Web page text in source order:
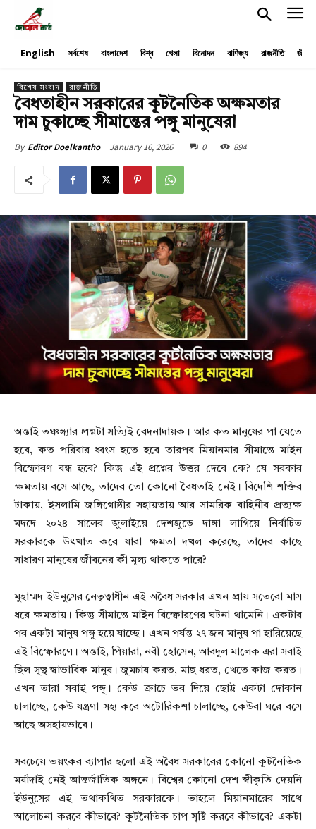
English সর্বশেষ বাংলাদেশ বিশ্ব খেলা বিনোদন বাণিজ্য রাজনীতি
বিশেষ সংবাদ রাজনীতি
বৈধতাহীন সরকারের কূটনৈতিক অক্ষমতার
দাম চুকাচ্ছে সীমান্তের পঙ্গু মানুষেরা
By Editor Doelkantho January 16, 2026 0 894
অন্তাই তঞ্চঙ্গ্যার প্রশ্নটা সত্যিই বেদনাদায়ক। আর কত মানুষের পা যেতে
হবে, কত পরিবার ধ্বংস হতে হবে তারপর মিয়ানমার সীমান্তে মাইন
বিস্ফোরণ বন্ধ হবে? কিন্তু এই প্রশ্নের উত্তর দেবে কে? যে সরকার
ক্ষমতায় বসে আছে, তাদের তো কোনো বৈধতাই নেই। বিদেশি শক্তির
টাকায়, ইসলামি জঙ্গিগোষ্ঠীর সহায়তায় আর সামরিক বাহিনীর প্রত্যক্ষ
মদদে ২০২৪ সালের জুলাইয়ে দেশজুড়ে দাঙ্গা লাগিয়ে নির্বাচিত
সরকারকে উৎখাত করে যারা ক্ষমতা দখল করেছে, তাদের কাছে
সাধারণ মানুষের জীবনের কী মূল্য থাকতে পারে?
মুহাম্মদ ইউনুসের নেতৃত্বাধীন এই অবৈধ সরকার এখন প্রায় সতেরো মাস
ধরে ক্ষমতায়। কিন্তু সীমান্তে মাইন বিস্ফোরণের ঘটনা থামেনি। একটার
পর একটা মানুষ পঙ্গু হয়ে যাচ্ছে। এখন পর্যন্ত ২৭ জন মানুষ পা হারিয়েছে
এই বিস্ফোরণে। অন্তাই, পিয়ারা, নবী হোসেন, আবদুল মালেক এরা সবাই
ছিল সুস্থ স্বাভাবিক মানুষ। জুমচাষ করত, মাছ ধরত, খেতে কাজ করত।
এখন তারা সবাই পঙ্গু। কেউ ক্রাচে ভর দিয়ে ছোট্ট একটা দোকান
চালাচ্ছে, কেউ যন্ত্রণা সহ্য করে অটোরিকশা চালাচ্ছে, কেউবা ঘরে বসে
আছে অসহায়ভাবে।
সবচেয়ে ভয়ংকর ব্যাপার হলো এই অবৈধ সরকারের কোনো কূটনৈতিক
মর্যাদাই নেই আন্তর্জাতিক অঙ্গনে। বিশ্বের কোনো দেশ স্বীকৃতি দেয়নি
ইউনুসের এই তথাকথিত সরকারকে। তাহলে মিয়ানমারের সাথে
আলোচনা করবে কীভাবে? কূটনৈতিক চাপ সৃষ্টি করবে কীভাবে? একটা